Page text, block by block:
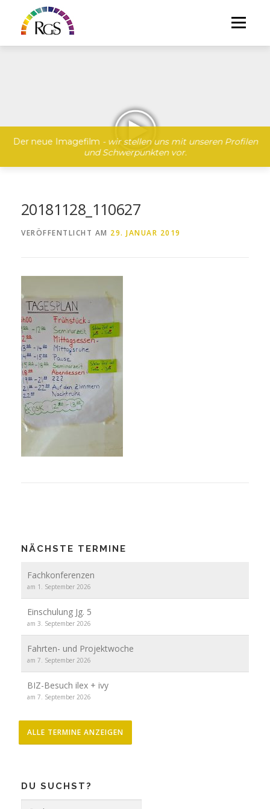
Menü
Der neue Imagefilm - wir stellen uns mit unseren Profilen
und Schwerpunkten vor.
20181128_110627
VERÖFFENTLICHT AM 29. JANUAR 2019
NÄCHSTE TERMINE
Fachkonferenzen
am 1. September 2026
Einschulung Jg. 5
am 3. September 2026
Fahrten- und Projektwoche
am 7. September 2026
BIZ-Besuch ilex + ivy
am 7. September 2026
ALLE TERMINE ANZEIGEN
DU SUCHST?